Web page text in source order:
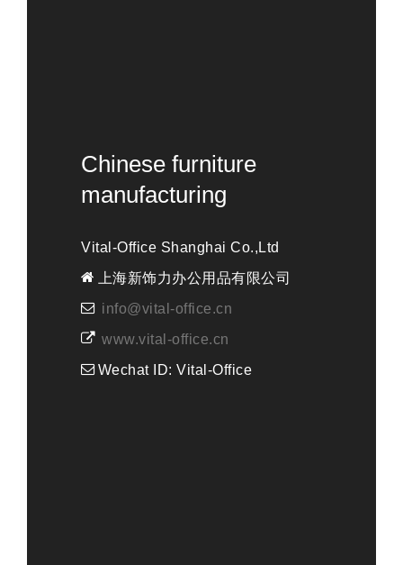
Chinese furniture
manufacturing
Vital-Office Shanghai Co.,Ltd
上海新饰力办公用品有限公司
info@vital-office.cn
www.vital-office.cn
Wechat ID: Vital-Office